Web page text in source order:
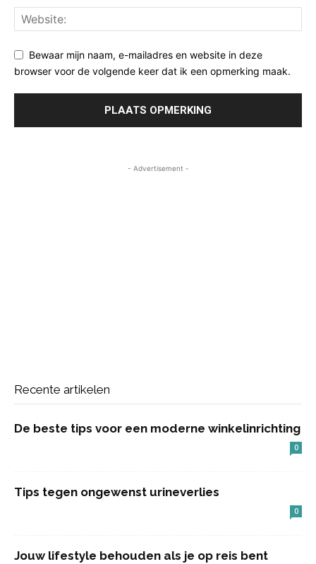
Bewaar mijn naam, e-mailadres en website in deze
browser voor de volgende keer dat ik een opmerking maak.
- Advertisement -
Recente artikelen
De beste tips voor een moderne winkelinrichting
0
Tips tegen ongewenst urineverlies
0
Jouw lifestyle behouden als je op reis bent